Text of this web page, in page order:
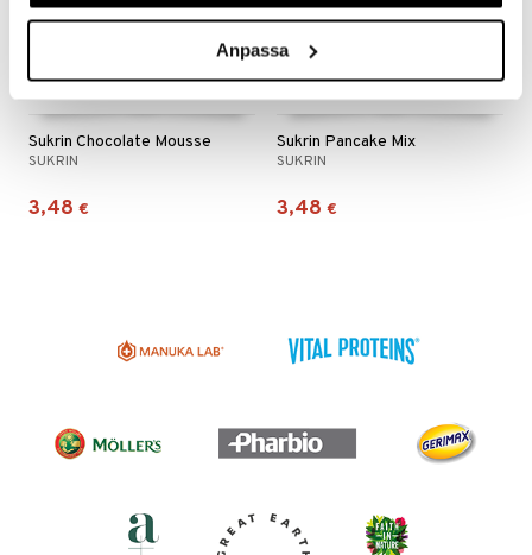
Anpassa
Sukrin Chocolate Mousse
SUKRIN
3,48 €
Sukrin Pancake Mix
SUKRIN
3,48 €